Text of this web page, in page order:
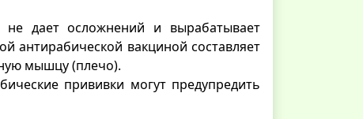
не дает осложнений и вырабатывает
антирабической вакциной составляет
мышцу (плечо).
прививки могут предупредить